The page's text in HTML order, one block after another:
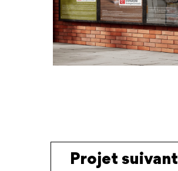
Projet suivant